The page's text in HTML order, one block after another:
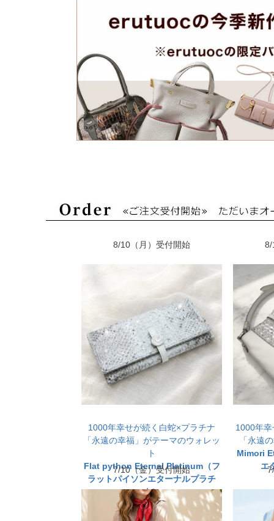
8/10（月）受付開始
1000年幸せが続く白蛇×プラチナ
「永遠の幸福」がテーマのウォレッ
ト
Flat python Eternal Platinum（フ
ラットパイソンエターナルプラチ
ナ）
8/
1000年
「永遠
Mimori
エ
7/10（金）受付開始